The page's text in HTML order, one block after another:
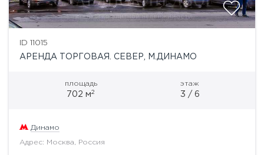
ID 11015
АРЕНДА ТОРГОВАЯ. СЕВЕР, М.ДИНАМО
площадь
702 м2
этаж
3 / 6
Динамо
Адрес: Москва, Россия